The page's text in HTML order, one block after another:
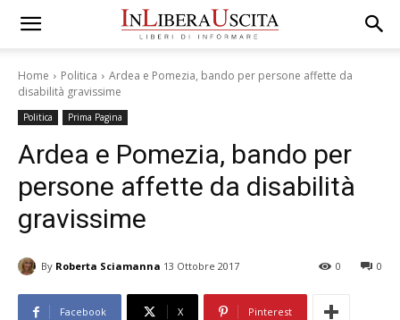
Home Politica
Ardea e Pomezia, bando per persone affette da
disabilità gravissime
Politica Prima Pagina
Ardea e Pomezia, bando per
persone affette da disabilità
gravissime
By Roberta Sciamanna 13 Ottobre 2017 0
0
Facebook X Pinterest